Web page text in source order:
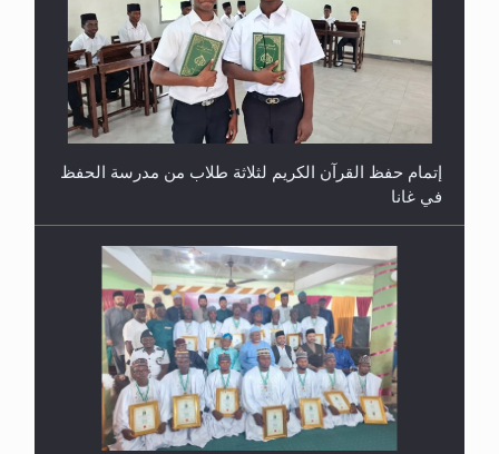
إتمام حفظ القرآن الكريم لثلاثة طلاب من مدرسة الحفظ
في غانا